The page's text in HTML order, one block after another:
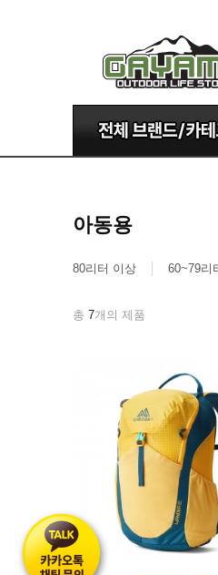
아동용
80리터 이상 60~79리
총 7개의 제품